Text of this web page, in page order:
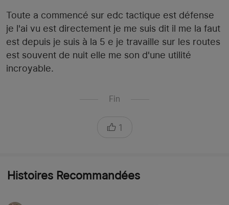
Toute a commencé sur edc tactique est défense
je l'ai vu est directement je me suis dit il me la faut
est depuis je suis à la 5 e je travaille sur les routes
est souvent de nuit elle me son d'une utilité
incroyable.
Fin
1
Histoires Recommandées